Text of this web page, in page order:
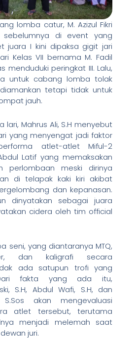
lomba catur, M. Azizul Fikri
di event yang
juara I kini dipaksa gigit jari
Kelas VII bernama M. Fadil
menduduki peringkat III. Lalu,
untuk cabang lomba tolak
tetapi tidak untuk
jauh.
lari, Mahrus Ali, S.H menyebut
yang menyengat jadi faktor
atlet-atlet Miful-2
Latif yang memaksakan
perlombaan meski dirinya
di telapak kaki kiri akibat
dan kepanasan.
dinyatakan sebagai juara
cidera oleh tim official
seni, yang diantaranya MTQ,
dan kaligrafi secara
ada satupun trofi yang
fakta yang ada itu,
S.H, Abdul Wafi, S.H, dan
akan mengevaluasi
atlet tersebut, terutama
menjadi melemah saat
juri.